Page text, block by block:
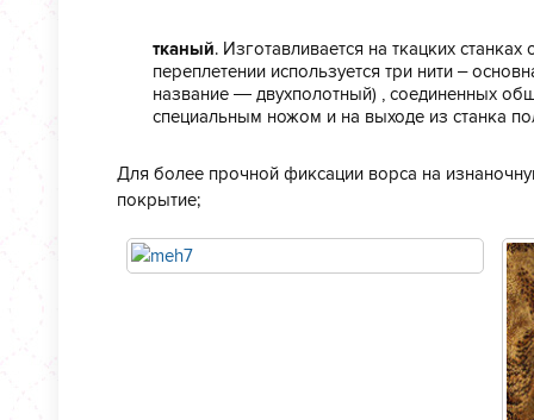
тканый. Изготавливается на ткацких
переплетении используется три нити –
название — двухполотный) , соединенных
специальным ножом и на выходе из станка
Для более прочной фиксации ворса на
покрытие;